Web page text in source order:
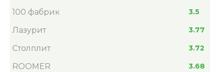
100 фабрик 3.5
Лазурит 3.77
Столплит 3.72
ROOMER 3.68